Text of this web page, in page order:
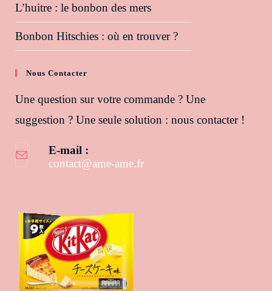
L’huitre : le bonbon des mers
Bonbon Hitschies : où en trouver ?
Nous Contacter
Une question sur votre commande ? Une
suggestion ? Une seule solution : nous contacter !
E-mail :
contact@ame-ame.frS’ouvre dans votre application